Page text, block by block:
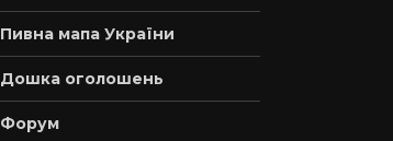
Пивна мапа України
Дошка оголошень
Форум